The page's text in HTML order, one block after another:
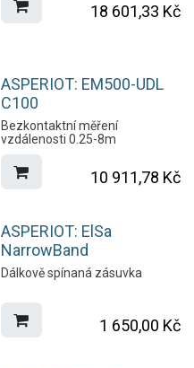
18 601,33 Kč
ASPERIOT: EM500-UDL
C100
Bezkontaktní měření
vzdálenosti 0.25-8m
10 911,78 Kč
ASPERIOT: ElSa
NarrowBand
Dálkově spínaná zásuvka
1 650,00 Kč